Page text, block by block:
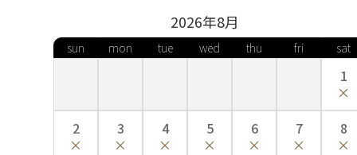
■肩裄…手を斜め45度位にして、首のつけ根から肩へかけ
■袖丈…袖の上端から下端までの長さ。
■袴丈…袴の前側の紐下からの長さ。
い☆4つにしました。2026年8月
sun mon tue wed thu fri sat
1
2 3 4 5 6 7 8